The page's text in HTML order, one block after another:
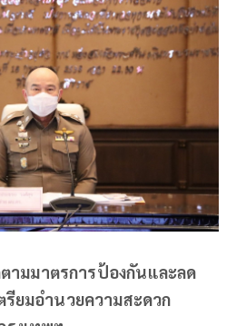
ามมาตรการป้องกันและลด
รียมอำนวยความสะดวก